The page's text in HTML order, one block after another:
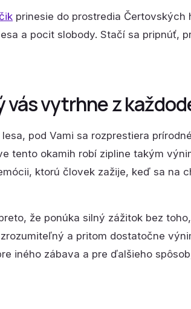
prinesie do prostredia Čertovských
a pocit slobody. Stačí sa pripnúť,
vás vytrhne z
pod Vami sa rozprestiera
tento okamih robí zipline takým
ktorú človek zažije, keď sa na
že ponúka silný zážitok bez
a pritom dostatočne
iného zábava a pre ďalšieho